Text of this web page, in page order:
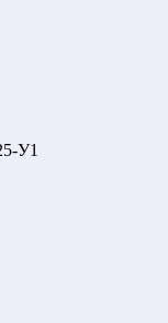
У1